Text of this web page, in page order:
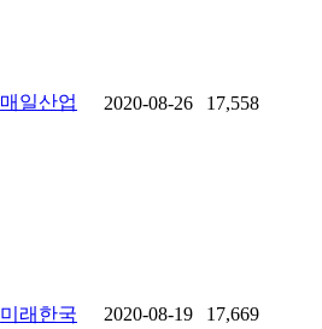
매일산업 2020-08-26 17,558
미래한국 2020-08-19 17,669